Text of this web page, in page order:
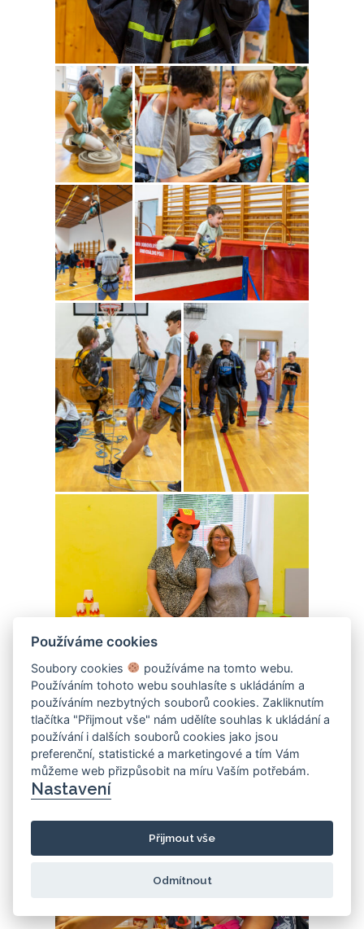
Používáme cookies
Soubory cookies
používáme na tomto webu.
Používáním tohoto webu souhlasíte s ukládáním a
používáním nezbytných souborů cookies. Zakliknutím
tlačítka "Přijmout vše" nám udělíte souhlas k ukládání a
používání i dalších souborů cookies jako jsou
preferenční, statistické a marketingové a tím Vám
můžeme web přizpůsobit na míru Vaším potřebám.
Nastavení
Přijmout vše
Odmítnout